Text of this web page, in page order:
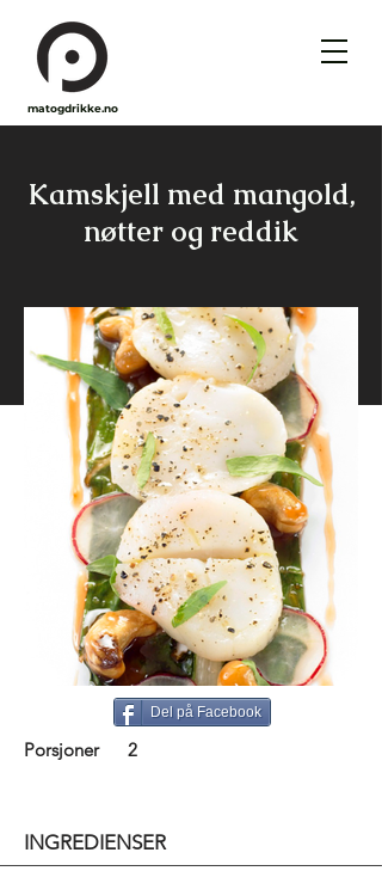
matogdrikke.no
Kamskjell med mangold,
nøtter og reddik
Del på Facebook
Porsjoner 2
INGREDIENSER